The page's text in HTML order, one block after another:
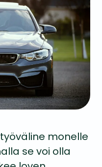
monelle
se voi olla